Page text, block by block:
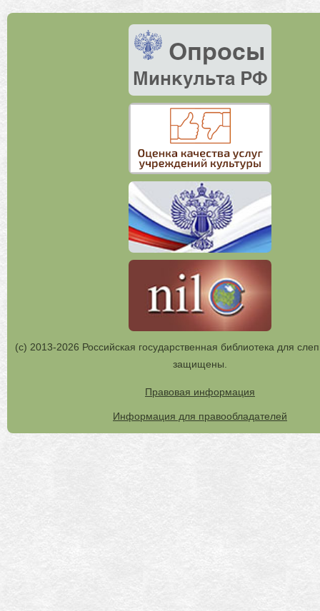
(с) 2013-2026 Российская государственная библиотека для
защищены.
Правовая информация
Информация для правообладателей